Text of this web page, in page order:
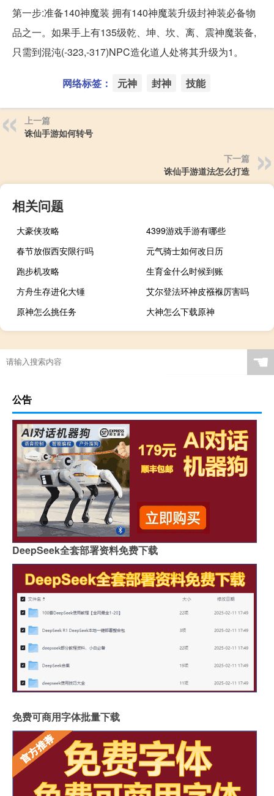
第一步:准备140神魔装 拥有140神魔装升级封神装必备物
品之一。如果手上有135级乾、坤、坎、离、震神魔装备,
只需到混沌(-323,-317)NPC造化道人处将其升级为1。
网络标签： 元神 封神 技能
上一篇
诛仙手游如何转号
下一篇
诛仙手游道法怎么打造
相关问题
大豪侠攻略
4399游戏手游有哪些
春节放假西安限行吗
元气骑士如何改日历
跑步机攻略
生育金什么时候到账
方舟生存进化大锤
艾尔登法环神皮襁褓厉害吗
原神怎么挑任务
大神怎么下载原神
☚
公告
DeepSeek全套部署资料免费下载
免费可商用字体批量下载